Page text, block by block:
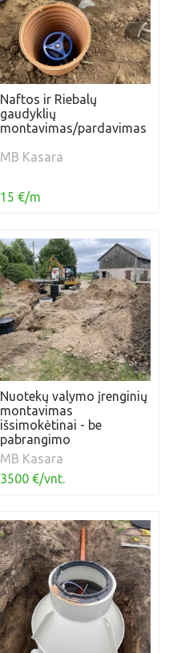
Naftos ir Riebalų
gaudyklių
montavimas/pardavimas
MB Kasara
15 €/m
Nuotekų valymo įrenginių
montavimas
išsimokėtinai - be
pabrangimo
MB Kasara
3500 €/vnt.